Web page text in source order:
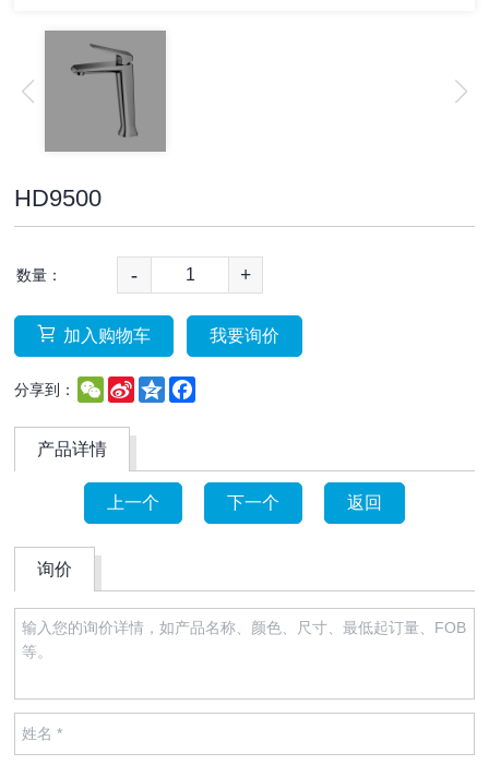
HD9500
数量： - +
加入购物车 我要询价
分享到： WeChat
Sina
Weibo
Qzone
产品详情
上一个 下一个 返回
询价